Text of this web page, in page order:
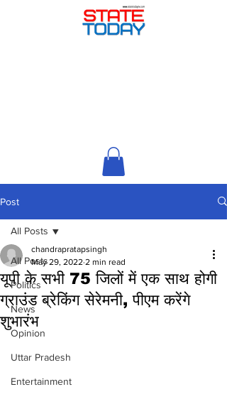
Post
All Posts
Politics
News
Opinion
Uttar Pradesh
Entertainment
All Posts
यूपी के सभी 75 जिलों में एक साथ होगी
ग्राउंड ब्रेकिंग सेरेमनी, पीएम करेंगे
शुभारंभ
chandrapratapsingh
May 29, 2022 2 min read